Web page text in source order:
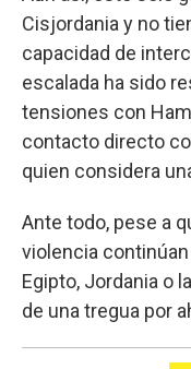
Cisjordania y no
capacidad de
escalada ha sido
tensiones con
contacto directo
quien considera
Ante todo, pese a
violencia
Egipto, Jordania o
de una tregua por